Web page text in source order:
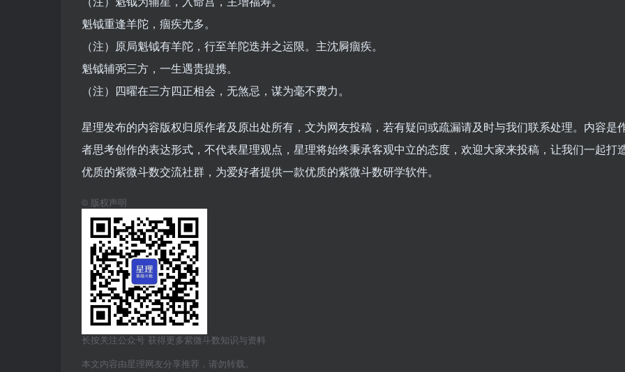
魁钺重逢羊陀，痼疾尤多。
（注）原局魁钺有羊陀，行至羊陀迭并之运限。主沈屙痼疾。
魁钺辅弼三方，一生遇贵提携。
（注）四曜在三方四正相会，无煞忌，谋为毫不费力。
星理发布的内容版权归原作者及原出处所有，文为网友投稿，若有疑问或疏漏请及时与我们联系处理。内容是
者思考创作的表达形式，不代表星理观点，星理将始终秉承客观中立的态度，欢迎大家来投稿，让我们一起打
优质的紫微斗数交流社群，为爱好者提供一款优质的紫微斗数研学软件。
© 版权声明
长按关注公众号 获得更多紫微斗数知识与资料
本文内容由星理网友分享推荐，请勿转载。